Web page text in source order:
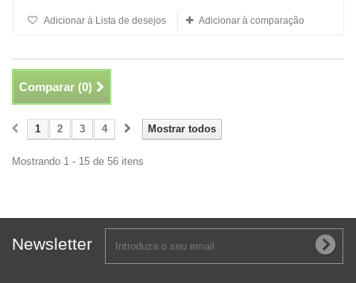
Adicionar à Lista de desejos Adicionar à comparação
Comparar (0)
Mostrar todos
1 2 3 4
Mostrando 1 - 15 de 56 itens
Newsletter